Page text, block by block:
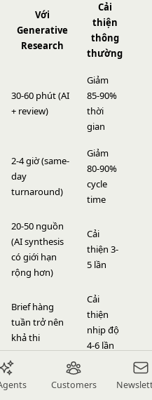
Customers
Với
Generative
Research
Cải
thiện
thông
thường
30-60 phút (AI
+ review)
Giảm
85-90%
thời
gian
2-4 giờ (same-
day
turnaround)
Giảm
80-90%
cycle
time
20-50 nguồn
(AI synthesis
có giới hạn
rộng hơn)
Cải
thiện 3-
5 lần
Brief hàng
tuần trở nên
khả thi
Cải
thiện
nhịp độ
4-6 lần
85-95% với
việc tạo